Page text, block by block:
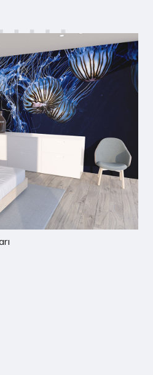
Çocuk Odası Duvar Kağıtları